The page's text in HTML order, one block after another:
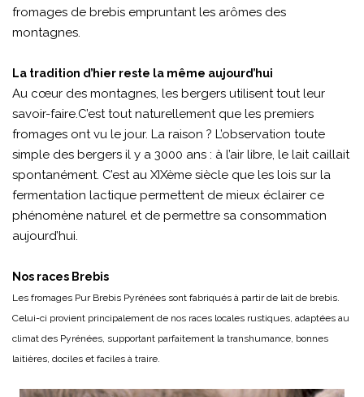
fromages de brebis empruntant les arômes des
montagnes.
La tradition d’hier reste la même aujourd’hui
Au cœur des montagnes, les bergers utilisent tout leur
savoir-faire.C’est tout naturellement que les premiers
fromages ont vu le jour. La raison ? L’observation toute
simple des bergers il y a 3000 ans : à l’air libre, le lait caillait
spontanément. C’est au XIXème siècle que les lois sur la
fermentation lactique permettent de mieux éclairer ce
phénomène naturel et de permettre sa consommation
aujourd’hui.
Nos races Brebis
Les fromages Pur Brebis Pyrénées sont fabriqués à partir de lait de brebis.
Celui-ci provient principalement de nos races locales rustiques, adaptées au
climat des Pyrénées, supportant parfaitement la transhumance, bonnes
laitières, dociles et faciles à traire.